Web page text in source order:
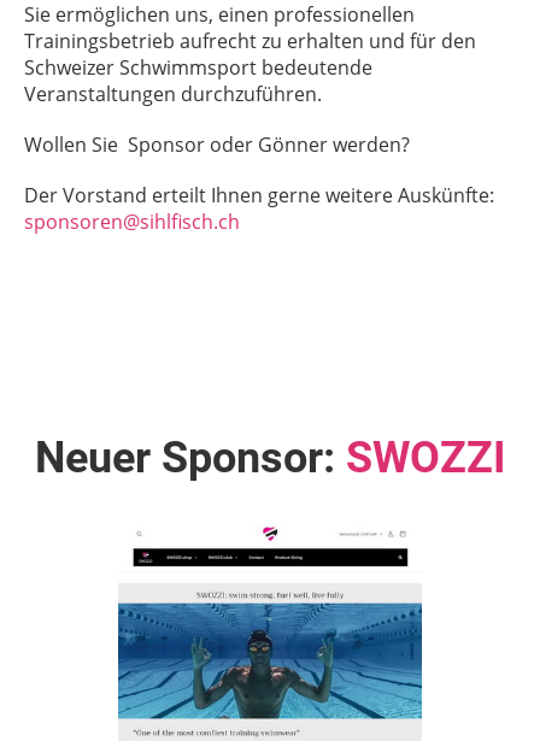
Sie ermöglichen uns, einen professionellen
Trainingsbetrieb aufrecht zu erhalten und für den
Schweizer Schwimmsport bedeutende
Veranstaltungen durchzuführen.
Wollen Sie Sponsor oder Gönner werden?
Der Vorstand erteilt Ihnen gerne weitere Auskünfte:
sponsoren@sihlfisch.ch
Neuer Sponsor: SWOZZI